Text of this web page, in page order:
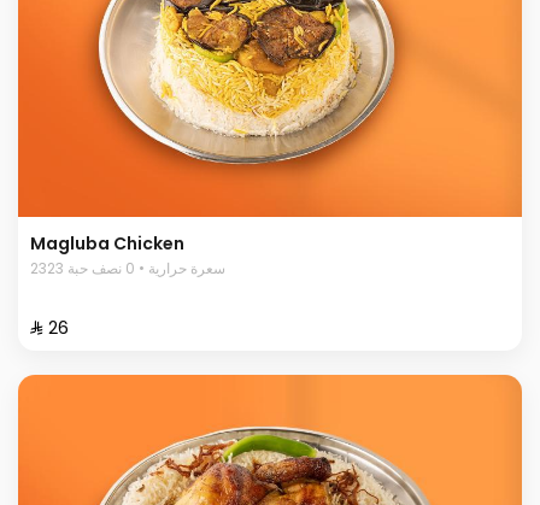
Magluba Chicken
2323 سعرة حرارية • 0 نصف حبة
⁨⁦‪‬ 26⁩